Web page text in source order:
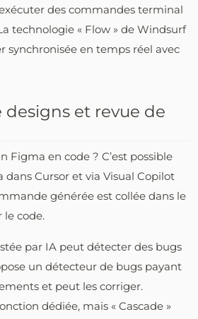
des commandes terminal
technologie « Flow » de Windsurf
synchronisée en temps réel avec
designs et revue de
Figma en code ? C’est possible
Cursor et via Visual Copilot
générée est collée dans le
code.
par IA peut détecter des bugs
un détecteur de bugs payant
et peut les corriger.
dédiée, mais « Cascade »